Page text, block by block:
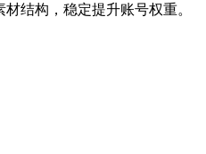
结构，稳定提升账号权重。